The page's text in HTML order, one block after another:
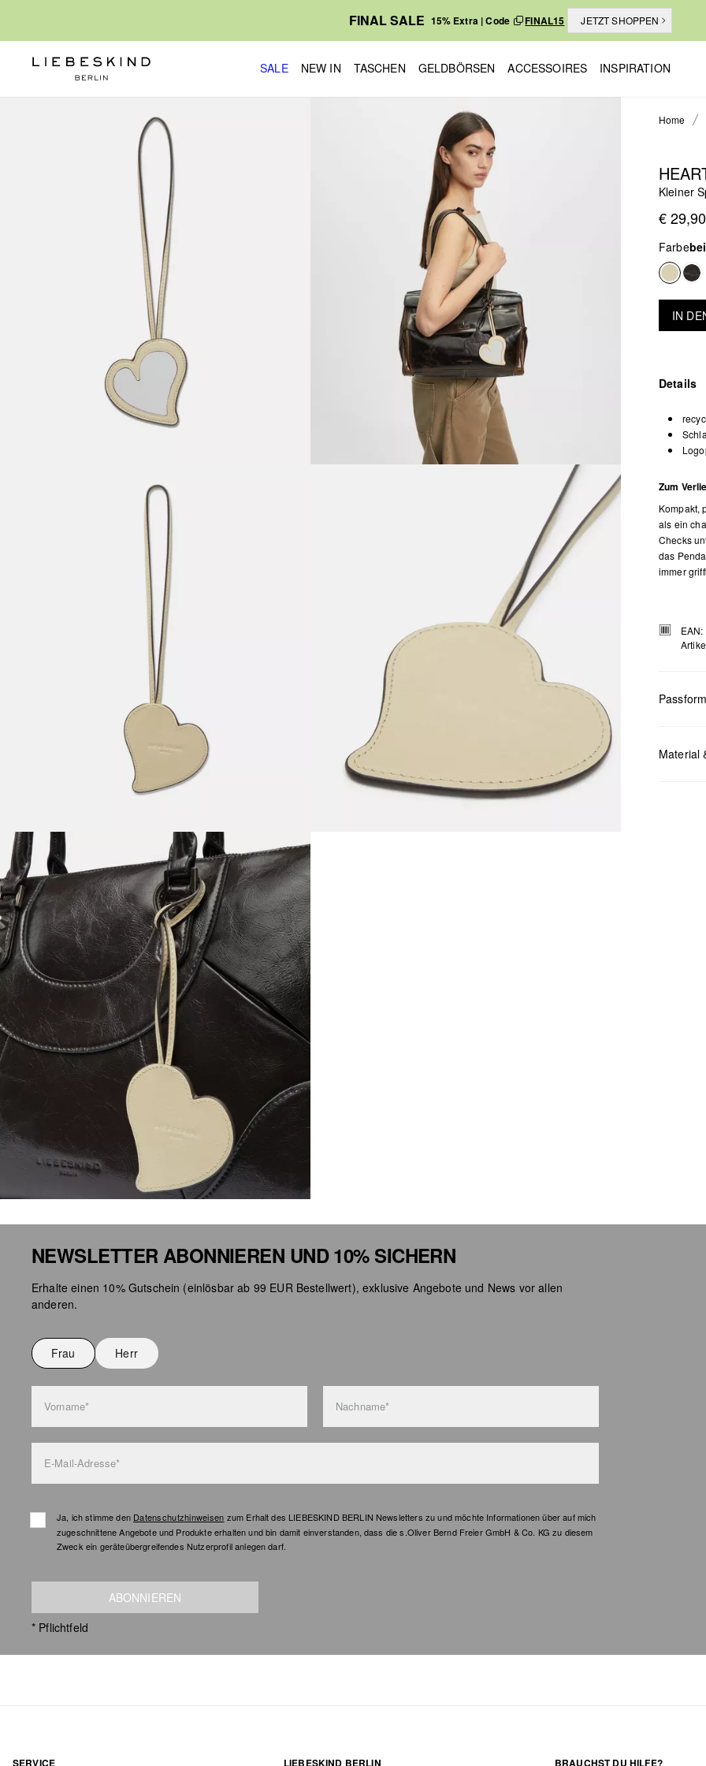
FINAL SALE 15% Extra | Code FINAL15 JETZT SHOPPEN
SALE NEW IN TASCHEN GELDBÖRSEN ACCESSOIRES INSPIRATION
Home
Kleiner
€ 29,90
Farbe
IN
Details
Zum
Kompakt,
als ein
Checks
das
immer
Passform
B
Material
NEWSLETTER ABONNIEREN UND 10% SICHERN
Erhalte einen 10% Gutschein (einlösbar ab 99 EUR Bestellwert), exklusive Angebote und News vor allen
anderen.
Frau Herr
Vorname* Nachname*
E-Mail-Adresse*
Ja, ich stimme den Datenschutzhinweisen zum Erhalt des LIEBESKIND BERLIN Newsletters zu und möchte Informationen über auf mich
zugeschnittene Angebote und Produkte erhalten und bin damit einverstanden, dass die s.Oliver Bernd Freier GmbH & Co. KG zu diesem
Zweck ein geräteübergreifendes Nutzerprofil anlegen darf.
ABONNIEREN
* Pflichtfeld
SERVICE LIEBESKIND BERLIN BRAUCHST DU HILFE?